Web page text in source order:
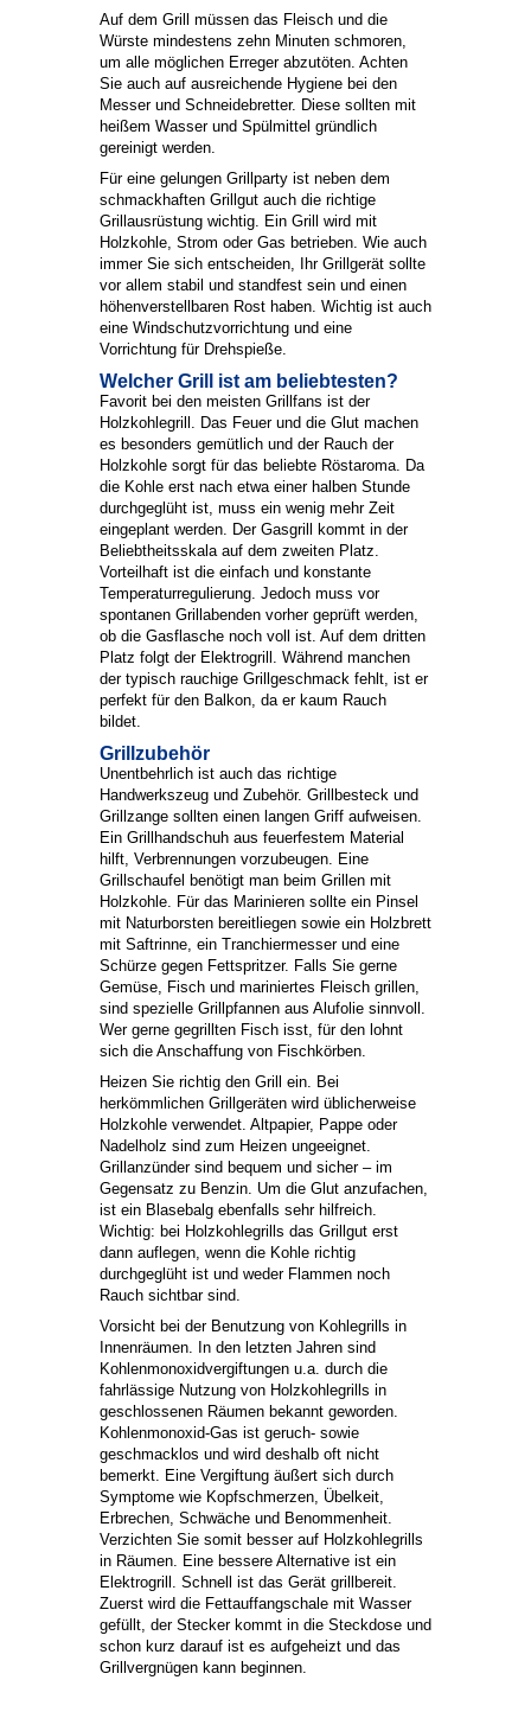
Auf dem Grill müssen das Fleisch und die
Würste mindestens zehn Minuten schmoren,
um alle möglichen Erreger abzutöten. Achten
Sie auch auf ausreichende Hygiene bei den
Messer und Schneidebretter. Diese sollten mit
heißem Wasser und Spülmittel gründlich
gereinigt werden.
Für eine gelungen Grillparty ist neben dem
schmackhaften Grillgut auch die richtige
Grillausrüstung wichtig. Ein Grill wird mit
Holzkohle, Strom oder Gas betrieben. Wie auch
immer Sie sich entscheiden, Ihr Grillgerät sollte
vor allem stabil und standfest sein und einen
höhenverstellbaren Rost haben. Wichtig ist auch
eine Windschutzvorrichtung und eine
Vorrichtung für Drehspieße.
Welcher Grill ist am beliebtesten?
Favorit bei den meisten Grillfans ist der
Holzkohlegrill. Das Feuer und die Glut machen
es besonders gemütlich und der Rauch der
Holzkohle sorgt für das beliebte Röstaroma. Da
die Kohle erst nach etwa einer halben Stunde
durchgeglüht ist, muss ein wenig mehr Zeit
eingeplant werden. Der Gasgrill kommt in der
Beliebtheitsskala auf dem zweiten Platz.
Vorteilhaft ist die einfach und konstante
Temperaturregulierung. Jedoch muss vor
spontanen Grillabenden vorher geprüft werden,
ob die Gasflasche noch voll ist. Auf dem dritten
Platz folgt der Elektrogrill. Während manchen
der typisch rauchige Grillgeschmack fehlt, ist er
perfekt für den Balkon, da er kaum Rauch
bildet.
Grillzubehör
Unentbehrlich ist auch das richtige
Handwerkszeug und Zubehör. Grillbesteck und
Grillzange sollten einen langen Griff aufweisen.
Ein Grillhandschuh aus feuerfestem Material
hilft, Verbrennungen vorzubeugen. Eine
Grillschaufel benötigt man beim Grillen mit
Holzkohle. Für das Marinieren sollte ein Pinsel
mit Naturborsten bereitliegen sowie ein Holzbrett
mit Saftrinne, ein Tranchiermesser und eine
Schürze gegen Fettspritzer. Falls Sie gerne
Gemüse, Fisch und mariniertes Fleisch grillen,
sind spezielle Grillpfannen aus Alufolie sinnvoll.
Wer gerne gegrillten Fisch isst, für den lohnt
sich die Anschaffung von Fischkörben.
Heizen Sie richtig den Grill ein. Bei
herkömmlichen Grillgeräten wird üblicherweise
Holzkohle verwendet. Altpapier, Pappe oder
Nadelholz sind zum Heizen ungeeignet.
Grillanzünder sind bequem und sicher – im
Gegensatz zu Benzin. Um die Glut anzufachen,
ist ein Blasebalg ebenfalls sehr hilfreich.
Wichtig: bei Holzkohlegrills das Grillgut erst
dann auflegen, wenn die Kohle richtig
durchgeglüht ist und weder Flammen noch
Rauch sichtbar sind.
Vorsicht bei der Benutzung von Kohlegrills in
Innenräumen. In den letzten Jahren sind
Kohlenmonoxidvergiftungen u.a. durch die
fahrlässige Nutzung von Holzkohlegrills in
geschlossenen Räumen bekannt geworden.
Kohlenmonoxid-Gas ist geruch- sowie
geschmacklos und wird deshalb oft nicht
bemerkt. Eine Vergiftung äußert sich durch
Symptome wie Kopfschmerzen, Übelkeit,
Erbrechen, Schwäche und Benommenheit.
Verzichten Sie somit besser auf Holzkohlegrills
in Räumen. Eine bessere Alternative ist ein
Elektrogrill. Schnell ist das Gerät grillbereit.
Zuerst wird die Fettauffangschale mit Wasser
gefüllt, der Stecker kommt in die Steckdose und
schon kurz darauf ist es aufgeheizt und das
Grillvergnügen kann beginnen.